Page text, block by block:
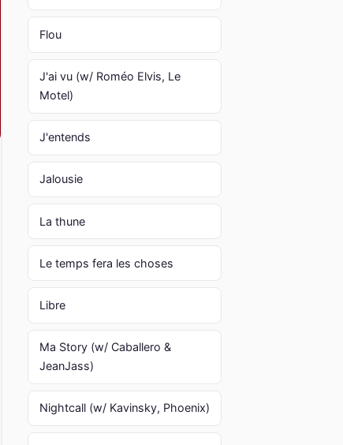
Flou
J'ai vu (w/ Roméo Elvis, Le
Motel)
J'entends
Jalousie
La thune
Le temps fera les choses
Libre
Ma Story (w/ Caballero &
JeanJass)
Nightcall (w/ Kavinsky, Phoenix)